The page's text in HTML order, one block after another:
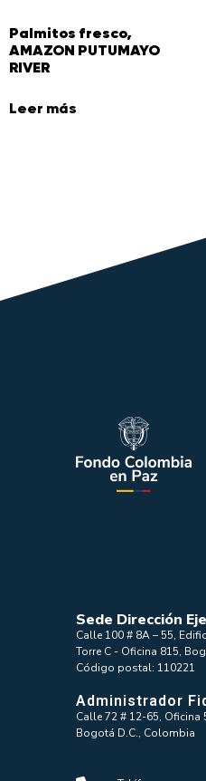
Palmitos fresco,
AMAZON PUTUMAYO
RIVER
Leer más
Sede Dirección
Calle 100 # 8A – 55,
Torre C - Oficina 815,
Código postal: 110221
Administrador
Calle 72 # 12-65,
Bogotá D.C., Colombia